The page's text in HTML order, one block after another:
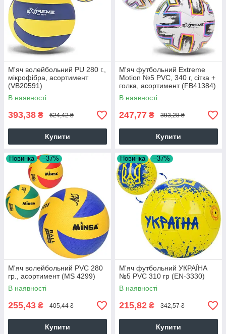
М'яч волейбольний PU 280 г.,
мікрофібра, асортимент
(VB20591)
В наявності
393,38 ₴ 624,42 ₴
Купити
М'яч футбольний Extreme
Motion №5 PVC, 340 г, сітка +
голка, асортимент (FB41384)
В наявності
247,77 ₴ 393,28 ₴
Купити
Новинка –37%
М'яч волейбольний PVC 280
гр., асортимент (MS 4299)
В наявності
255,43 ₴ 405,44 ₴
Купити
Новинка –37%
М'яч футбольний УКРАЇНА
№5 PVC 310 гр (EN-3330)
В наявності
215,82 ₴ 342,57 ₴
Купити